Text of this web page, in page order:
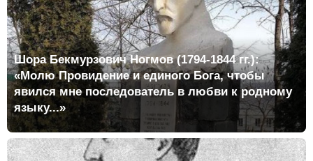
Шора Бекмурзович Ногмов (1794-1844 гг.):
«Молю Провидение и единого Бога, чтобы
явился мне последователь в любви к родному
языку...»